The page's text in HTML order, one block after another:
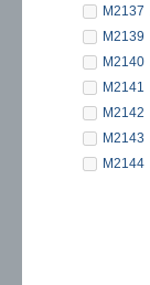
M2137
M2139
M2140
M2141
M2142
M2143
M2144